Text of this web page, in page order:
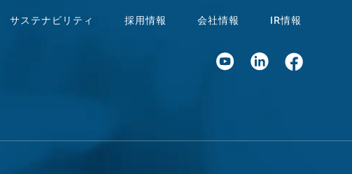
サステナビリティ 採用情報 会社情報 IR情報